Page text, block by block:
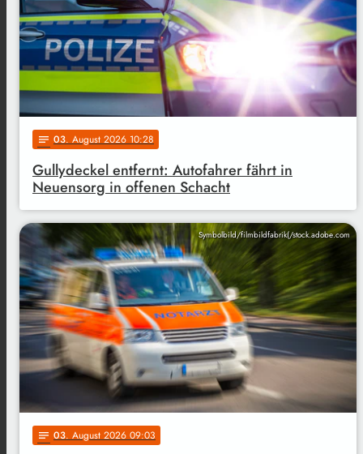
notes 03. August 2026 10:28
Gullydeckel entfernt: Autofahrer fährt in
Neuensorg in offenen Schacht
Symbolbild/filmbildfabrik(/stock.adobe.com
notes 03. August 2026 09:03